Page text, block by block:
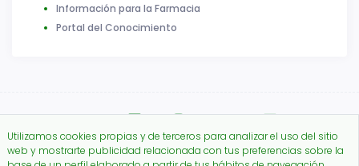
Información para la Farmacia
Portal del Conocimiento
Utilizamos cookies propias y de terceros para analizar el uso del sitio
web y mostrarte publicidad relacionada con tus preferencias sobre la